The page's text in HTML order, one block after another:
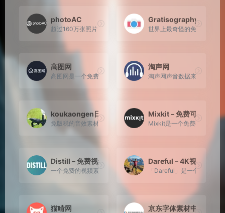
photoAC
超过160万张照片，可用于个人和商业的高质量图像，并且所有
Gratisography – 免费
世界上最奇怪的免费高分辨
高图网
高图网是一个免费无版权高清图片下载平台，高质量照片免费下
淘声网
淘声网声音数据来源于耳聆
koukaongen日本音效网
免版税的音效素材，超过17000个文件的高质量音效,日本最大的
Mixkit – 免费可商用视
Mixkit是一个免费视频素材
Distill – 免费视频素材网
一个免费的视频素材分享网站，所有的视频素材支持个人和商业
Dareful – 4K视频素材
「Dareful」是一个完全以
猫啃网 京东字体素材中心